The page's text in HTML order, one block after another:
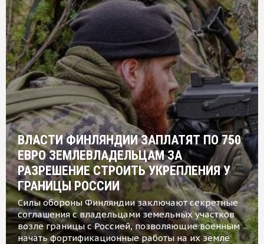
ВЛАСТИ ФИНЛЯНДИИ ЗАПЛАТЯТ ПО 750
ЕВРО ЗЕМЛЕВЛАДЕЛЬЦАМ ЗА
РАЗРЕШЕНИЕ СТРОИТЬ УКРЕПЛЕНИЯ У
ГРАНИЦЫ РОССИИ
Силы обороны Финляндии заключают секретные
соглашения с владельцами земельных участков
возле границы с Россией, позволяющие военным
начать фортификационные работы на их земле